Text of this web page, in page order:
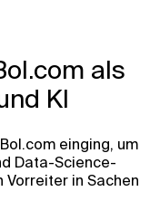
Sie
als
KI
einging, um
Data-Science-
Vorreiter in Sachen